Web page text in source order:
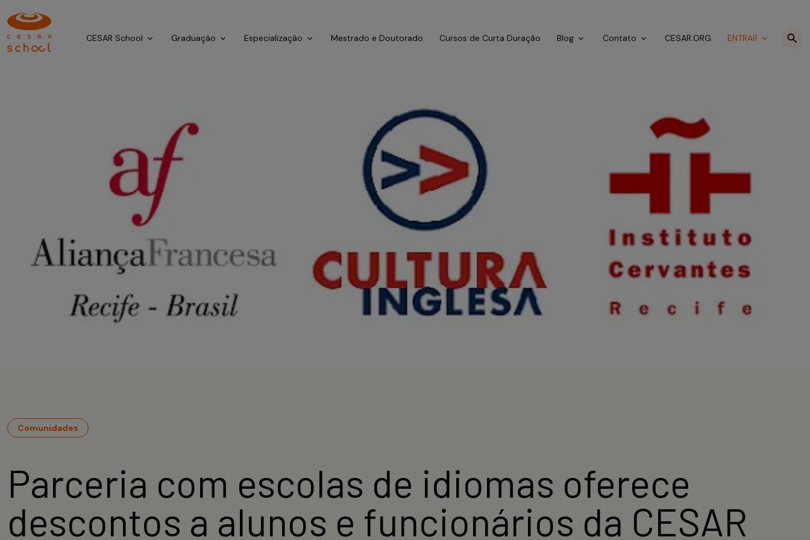
CESAR School Graduação Especialização Mestrado e Doutorado Cursos de Curta Duração Blog Contato CESAR.ORG ENTRAR
Comunidades
Parceria com escolas de idiomas oferece
descontos a alunos e funcionários da CESAR